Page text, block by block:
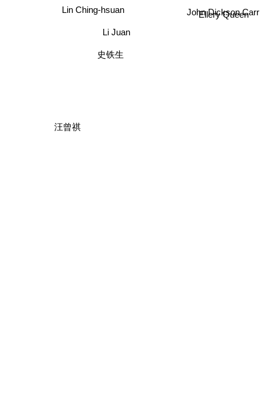
Li Juan
史铁生
Lin Ching-hsuan
汪曾祺
Ellery Queen
John Dickson Carr